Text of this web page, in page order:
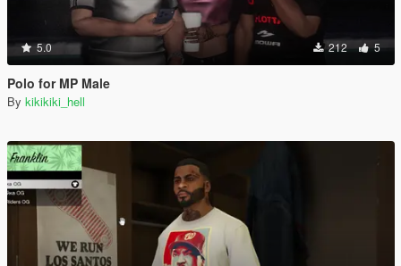
5.0 212 5
Polo for MP Male
By kikikiki_hell